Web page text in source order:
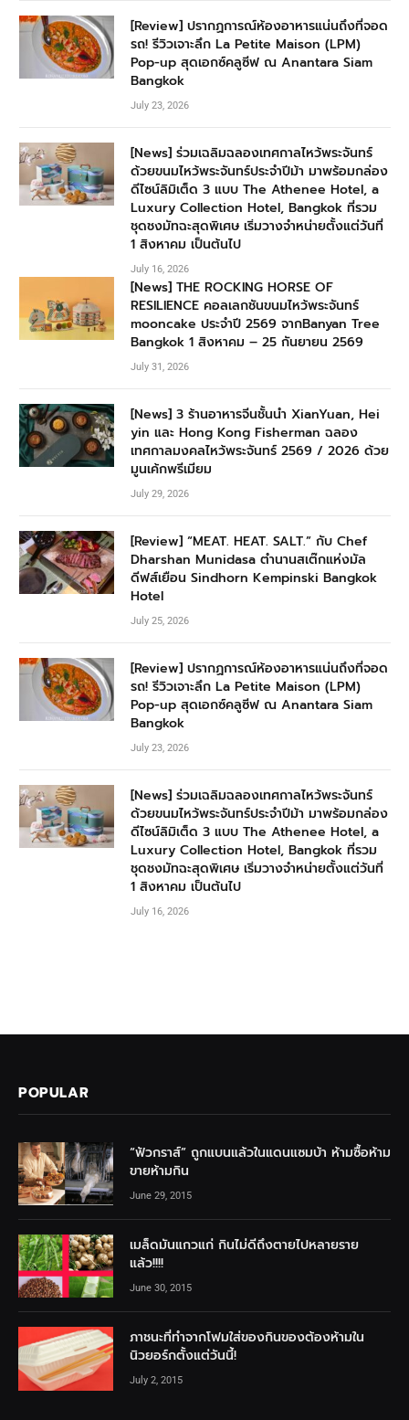
[Review] ปรากฏการณ์ห้องอาหารแน่นถึงที่จอด
รถ! รีวิวเจาะลึก La Petite Maison (LPM)
Pop-up สุดเอกซ์คลูซีฟ ณ Anantara Siam
Bangkok
July 23, 2026
[News] ร่วมเฉลิมฉลองเทศกาลไหว้พระจันทร์
ด้วยขนมไหว้พระจันทร์ประจำปีม้า มาพร้อมกล่อง
ดีไซน์ลิมิเต็ด 3 แบบ The Athenee Hotel, a
Luxury Collection Hotel, Bangkok ที่รวม
ชุดชงมัทฉะสุดพิเศษ เริ่มวางจำหน่ายตั้งแต่วันที่
1 สิงหาคม เป็นต้นไป
July 16, 2026
[News] THE ROCKING HORSE OF
RESILIENCE คอลเลกชันขนมไหว้พระจันทร์
mooncake ประจำปี 2569 จากBanyan Tree
Bangkok 1 สิงหาคม – 25 กันยายน 2569
July 31, 2026
[News] 3 ร้านอาหารจีนชั้นนำ XianYuan, Hei
yin และ Hong Kong Fisherman ฉลอง
เทศกาลมงคลไหว้พระจันทร์ 2569 / 2026 ด้วย
มูนเค้กพรีเมียม
July 29, 2026
[Review] “MEAT. HEAT. SALT.” กับ Chef
Dharshan Munidasa ตำนานสเต๊กแห่งมัล
ดีฟส์เยือน Sindhorn Kempinski Bangkok
Hotel
July 25, 2026
[Review] ปรากฏการณ์ห้องอาหารแน่นถึงที่จอด
รถ! รีวิวเจาะลึก La Petite Maison (LPM)
Pop-up สุดเอกซ์คลูซีฟ ณ Anantara Siam
Bangkok
July 23, 2026
[News] ร่วมเฉลิมฉลองเทศกาลไหว้พระจันทร์
ด้วยขนมไหว้พระจันทร์ประจำปีม้า มาพร้อมกล่อง
ดีไซน์ลิมิเต็ด 3 แบบ The Athenee Hotel, a
Luxury Collection Hotel, Bangkok ที่รวม
ชุดชงมัทฉะสุดพิเศษ เริ่มวางจำหน่ายตั้งแต่วันที่
1 สิงหาคม เป็นต้นไป
July 16, 2026
POPULAR
“ฟัวกราส์” ถูกแบนแล้วในแดนแซมบ้า ห้ามซื้อห้าม
ขายห้ามกิน
June 29, 2015
เมล็ดมันแกวแก่ กินไม่ดีถึงตายไปหลายราย
แล้ว!!!!
June 30, 2015
ภาชนะที่ทำจากโฟมใส่ของกินของต้องห้ามใน
นิวยอร์กตั้งแต่วันนี้!
July 2, 2015